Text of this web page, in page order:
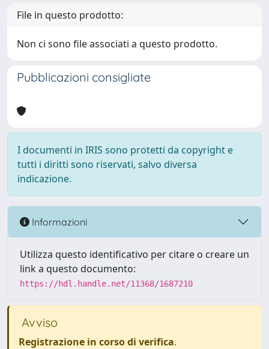
File in questo prodotto:
Non ci sono file associati a questo prodotto.
Pubblicazioni consigliate
I documenti in IRIS sono protetti da copyright e
tutti i diritti sono riservati, salvo diversa
indicazione.
Informazioni
Utilizza questo identificativo per citare o creare un
link a questo documento:
https://hdl.handle.net/11368/1687210
Avviso
Registrazione in corso di verifica.